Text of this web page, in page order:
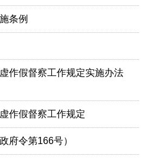
条例
作假督察工作规定实施办法
作假督察工作规定
府令第166号）